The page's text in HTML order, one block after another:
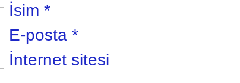
İsim *
E-posta *
İnternet sitesi